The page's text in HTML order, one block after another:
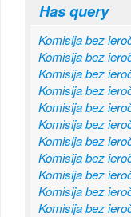
Has query
Komisija bez
Komisija bez
Komisija bez
Komisija bez
Komisija bez
Komisija bez
Komisija bez
Komisija bez
Komisija bez
Komisija bez
Komisija bez